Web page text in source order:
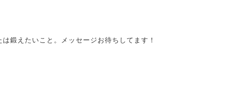
鍛えたいこと。メッセージお待ちしてます！